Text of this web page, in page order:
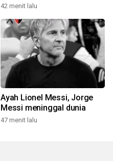
42 menit lalu
Ayah Lionel Messi, Jorge
Messi meninggal dunia
47 menit lalu